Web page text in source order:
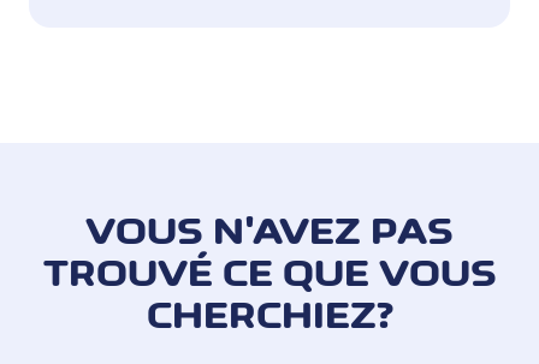
VOUS N'AVEZ PAS
TROUVÉ CE QUE VOUS
CHERCHIEZ?